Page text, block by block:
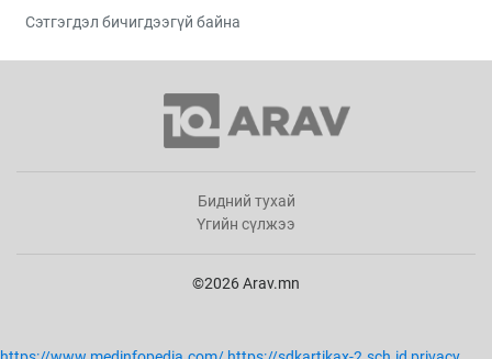
Сэтгэгдэл бичигдээгүй байна
Бидний тухай
Үгийн сүлжээ
©2026 Arav.mn